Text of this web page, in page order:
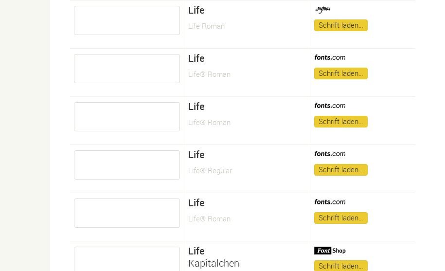
Life
Life Roman Schrift laden…
Life
Life® Roman Schrift laden…
Life
Life® Roman Schrift laden…
Life
Life® Regular Schrift laden…
Life
Life® Roman Schrift laden…
Life
Kapitälchen
Schrift laden…